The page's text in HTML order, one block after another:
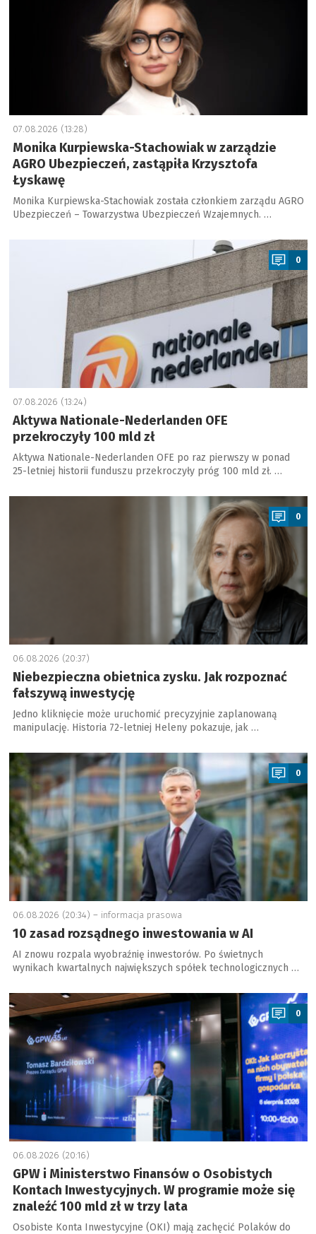
07.08.2026 (13:28)
Monika Kurpiewska-Stachowiak w zarządzie
AGRO Ubezpieczeń, zastąpiła Krzysztofa
Łyskawę
Monika Kurpiewska-Stachowiak została członkiem zarządu AGRO
Ubezpieczeń – Towarzystwa Ubezpieczeń Wzajemnych. …
0
07.08.2026 (13:24)
Aktywa Nationale-Nederlanden OFE
przekroczyły 100 mld zł
Aktywa Nationale-Nederlanden OFE po raz pierwszy w ponad
25-letniej historii funduszu przekroczyły próg 100 mld zł. …
a
0
06.08.2026 (20:37)
Niebezpieczna obietnica zysku. Jak rozpoznać
fałszywą inwestycję
Jedno kliknięcie może uruchomić precyzyjnie zaplanowaną
manipulację. Historia 72-letniej Heleny pokazuje, jak …
a
0
06.08.2026 (20:34) – informacja prasowa
10 zasad rozsądnego inwestowania w AI
AI znowu rozpala wyobraźnię inwestorów. Po świetnych
wynikach kwartalnych największych spółek technologicznych …
a
0
06.08.2026 (20:16)
GPW i Ministerstwo Finansów o Osobistych
Kontach Inwestycyjnych. W programie może się
znaleźć 100 mld zł w trzy lata
Osobiste Konta Inwestycyjne (OKI) mają zachęcić Polaków do